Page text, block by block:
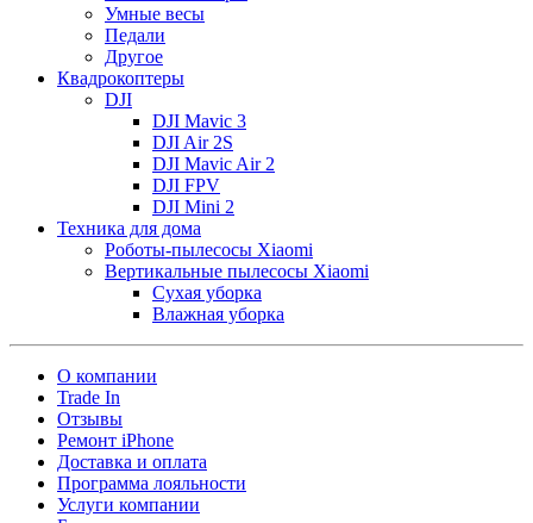
Умные весы
Педали
Другое
Квадрокоптеры
DJI
DJI Mavic 3
DJI Air 2S
DJI Mavic Air 2
DJI FPV
DJI Mini 2
Техника для дома
Роботы-пылесосы Xiaomi
Вертикальные пылесосы Xiaomi
Сухая уборка
Влажная уборка
О компании
Trade In
Отзывы
Ремонт iPhone
Доставка и оплата
Программа лояльности
Услуги компании